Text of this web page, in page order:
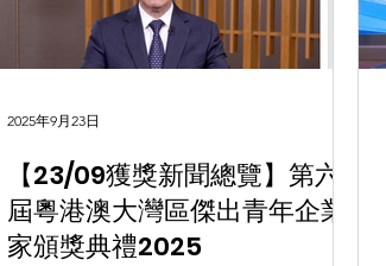
【23/09獲獎新聞總覽】第六
屆粵港澳大灣區傑出青年企業
家頒獎典禮2025
2025年9月23日